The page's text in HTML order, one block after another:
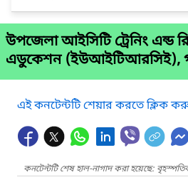
উপজেলা আইসিটি ট্রেনিং এন্ড
এডুকেশন (ইউআইটিআরসিই),
এই কনটেন্টটি শেয়ার করতে ক্লিক
কনটেন্টটি শেষ হাল-নাগাদ করা হয়েছে: